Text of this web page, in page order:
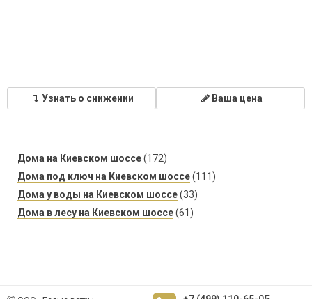
Узнать о снижении Ваша цена
Дома на Киевском шоссе(172)
Дома под ключ на Киевском шоссе(111)
Дома у воды на Киевском шоссе(33)
Дома в лесу на Киевском шоссе(61)